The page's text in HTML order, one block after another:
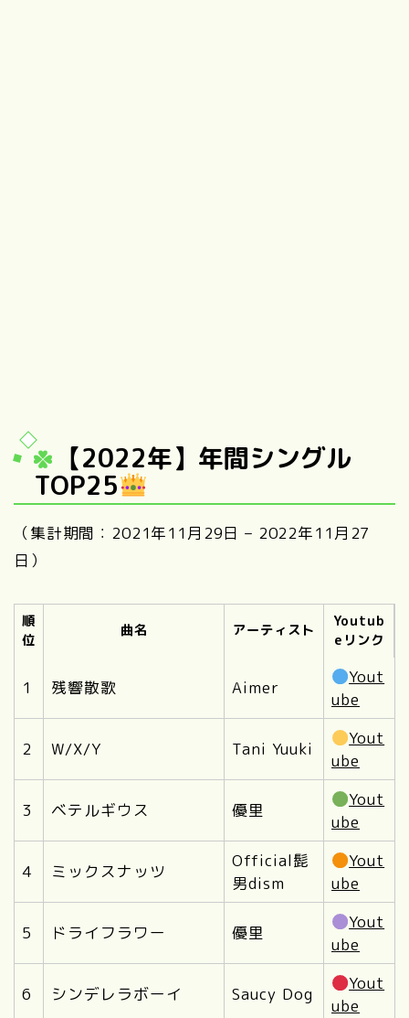
【2022年】年間シングル
TOP25
（集計期間：2021年11月29日 – 2022年11月27
日）
順
位
曲名 アーティスト
Youtub
eリンク
1 残響散歌 Aimer
Yout
ube
2 W/X/Y Tani Yuuki
Yout
ube
3 ベテルギウス 優里
Yout
ube
4 ミックスナッツ
Official髭
男dism
Yout
ube
5 ドライフラワー 優里
Yout
ube
6 シンデレラボーイ Saucy Dog
Yout
ube